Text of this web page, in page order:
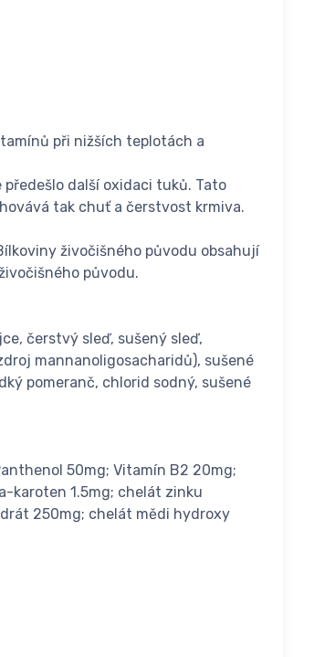
při nižších teplotách a
další oxidaci tuků. Tato
tak chuť a čerstvost krmiva.
živočišného původu obsahují
původu.
čerstvý sleď, sušený sleď,
mannanoligosacharidů), sušené
pomeranč, chlorid sodný, sušené
50mg; Vitamín B2 20mg;
karoten 1.5mg; chelát zinku
250mg; chelát mědi hydroxy